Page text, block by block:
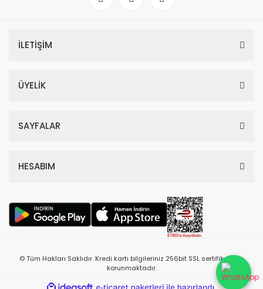
İLETİŞİM
ÜYELİK
SAYFALAR
HESABIM
© Tüm Hakları Saklıdır. Kredi kartı bilgileriniz 256bit SSL sertifikası ile
korunmaktadır.
ideasoft ile